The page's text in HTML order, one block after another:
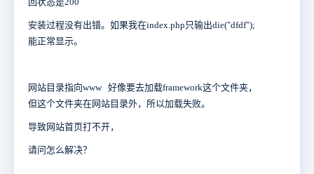
安装过程没有出错。如果我在index.php只输出die("dfdf");
能正常显示。
网站目录指向www 好像要去加载framework这个文件夹，
但这个文件夹在网站目录外，所以加载失败。
导致网站首页打不开，
请问怎么解决？